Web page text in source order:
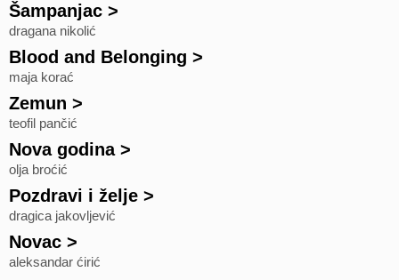
Šampanjac >
dragana nikolić
Blood and Belonging >
maja korać
Zemun >
teofil pančić
Nova godina>
olja broćić
Pozdravi i želje >
dragica jakovljević
Novac >
aleksandar ćirić